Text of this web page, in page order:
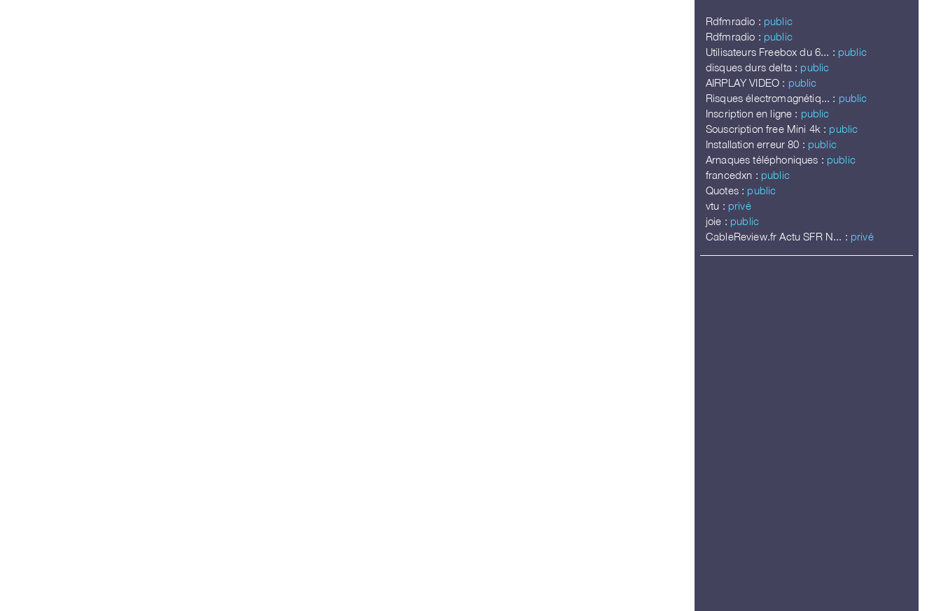
Rdfmradio : public
Rdfmradio : public
Utilisateurs Freebox du 6... : public
disques durs delta : public
AIRPLAY VIDEO : public
Risques électromagnétiq... : public
Inscription en ligne : public
Souscription free Mini 4k : public
Installation erreur 80 : public
Arnaques téléphoniques : public
francedxn : public
Quotes : public
vtu : privé
joie : public
CableReview.fr Actu SFR N... : privé